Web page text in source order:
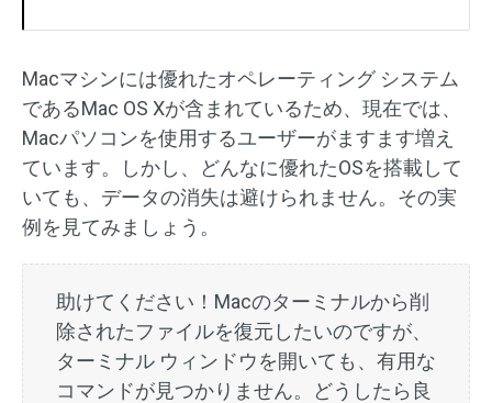
Macマシンには優れたオペレーティング システム
であるMac OS Xが含まれているため、現在では、
Macパソコンを使用するユーザーがますます増え
ています。しかし、どんなに優れたOSを搭載して
いても、データの消失は避けられません。その実
例を見てみましょう。
助けてください！Macのターミナルから削
除されたファイルを復元したいのですが、
ターミナル ウィンドウを開いても、有用な
コマンドが見つかりません。どうしたら良